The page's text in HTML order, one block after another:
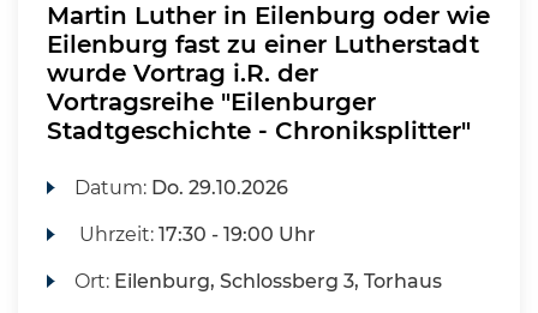
Martin Luther in Eilenburg oder wie
Eilenburg fast zu einer Lutherstadt
wurde Vortrag i.R. der
Vortragsreihe "Eilenburger
Stadtgeschichte - Chroniksplitter"
Datum: Do. 29.10.2026
Uhrzeit:17:30 - 19:00 Uhr
Ort: Eilenburg, Schlossberg 3, Torhaus